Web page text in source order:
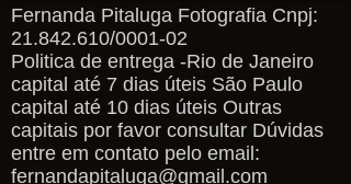
fernandapitaluga@gmail.com
Fernanda Pitaluga Fotografia Cnpj:
21.842.610/0001-02
Politica de entrega -Rio de Janeiro
capital até 7 dias úteis São Paulo
capital até 10 dias úteis Outras
capitais por favor consultar Dúvidas
entre em contato pelo email:
fernandapitaluga@gmail.com